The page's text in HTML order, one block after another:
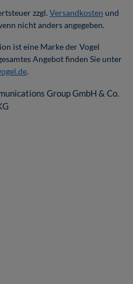
zzgl. Versandkosten und
nicht anders angegeben.
ist eine Marke der Vogel
Angebot finden Sie unter
.
Group GmbH & Co.